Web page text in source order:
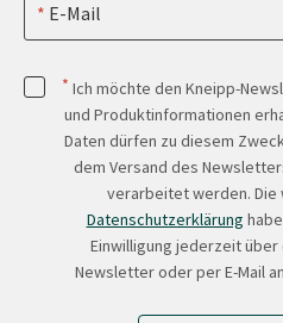
E-Mail
* Ich möchte den Kneipp-
und Produktinformationen
Daten dürfen zu diesem
dem Versand des
verarbeitet werden. Die
Datenschutzerklärung
Einwilligung jederzeit über
Newsletter oder per E-Mail an